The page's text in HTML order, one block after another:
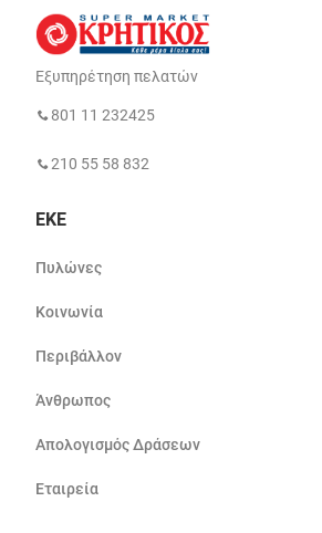
Εξυπηρέτηση πελατών
801 11 232425
210 55 58 832
ΕΚΕ
Πυλώνες
Κοινωνία
Περιβάλλον
Άνθρωπος
Απολογισμός Δράσεων
Εταιρεία